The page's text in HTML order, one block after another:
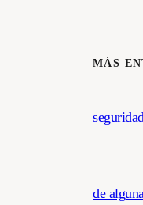
MÁS
de